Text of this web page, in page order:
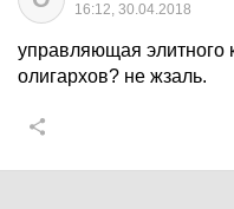
16:12, 30.04.2018
управляющая элитного
олигархов? не жзаль.